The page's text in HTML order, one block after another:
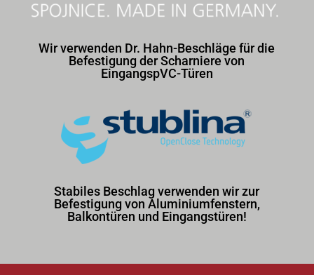
Wir verwenden Dr. Hahn-Beschläge für die
Befestigung der Scharniere von
EingangspVC-Türen
Stabiles Beschlag verwenden wir zur
Befestigung von Aluminiumfenstern,
Balkontüren und Eingangstüren!